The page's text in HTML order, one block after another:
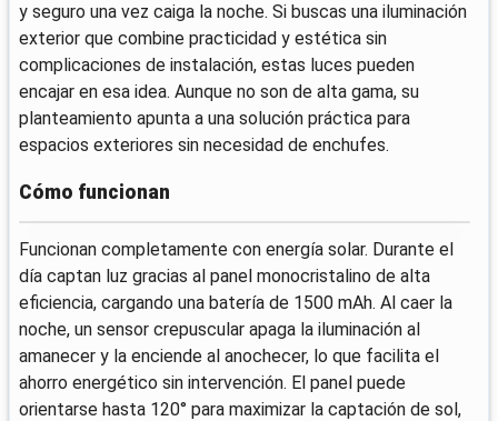
y seguro una vez caiga la noche. Si buscas una iluminación
exterior que combine practicidad y estética sin
complicaciones de instalación, estas luces pueden
encajar en esa idea. Aunque no son de alta gama, su
planteamiento apunta a una solución práctica para
espacios exteriores sin necesidad de enchufes.
Cómo funcionan
Funcionan completamente con energía solar. Durante el
día captan luz gracias al panel monocristalino de alta
eficiencia, cargando una batería de 1500 mAh. Al caer la
noche, un sensor crepuscular apaga la iluminación al
amanecer y la enciende al anochecer, lo que facilita el
ahorro energético sin intervención. El panel puede
orientarse hasta 120° para maximizar la captación de sol,